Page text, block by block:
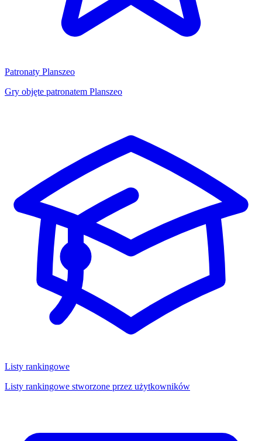
Patronaty Planszeo
Gry objęte patronatem Planszeo
Listy rankingowe
Listy rankingowe stworzone przez użytkowników